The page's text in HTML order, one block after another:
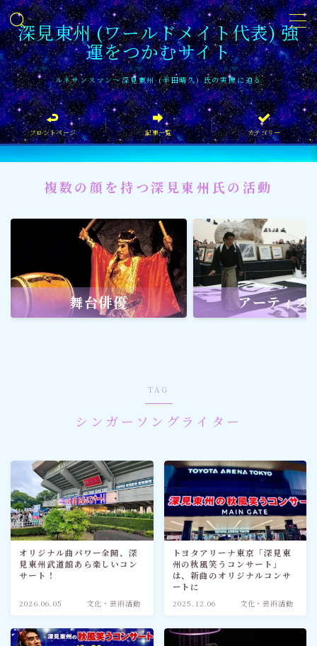
深見東州 (ワールドメイト代表) 強
運をつかむサイト
ルネサンスマン〜深見東州 (半田晴久) 氏の実像に迫る
MENU
フロントページ
記事一覧
イベント情報
企業家
文化・芸術活動
社会貢献 社会貢献
メディア・ネット
ワールドメイト
神道・宗教
社会情勢
おすすめ記事
フロントページ 記事一覧 カテゴリー
複数の顔を持つ深見東州氏の活動
舞台俳優 アーティス
TAG
シンガーソングライター
オリジナル曲パワー全開、深
見東州武道館あら楽しいコン
サート！
2026.06.05 文化・芸術活動
トヨタアリーナ東京「深見東
州の秋風笑うコンサート」
は、新曲のオリジナルコンサ
ートに
2025.12.06 文化・芸術活動